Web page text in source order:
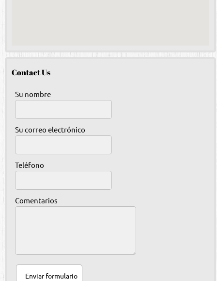
Contact Us
Su nombre
Su correo electrónico
Teléfono
Comentarios
Enviar formulario